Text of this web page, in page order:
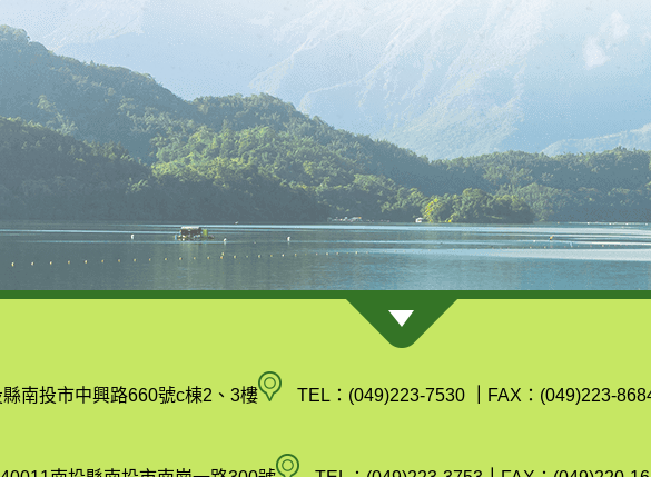
南投市中興路660號c棟2、3樓南
縣
TEL：(049)223-7530 FAX：(049)223-
空